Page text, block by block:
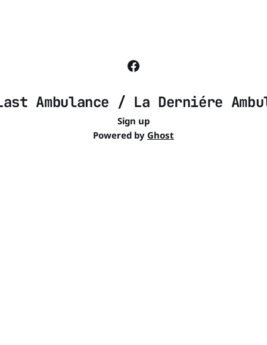
Ambulance / La Derniére
Sign up
Powered by Ghost